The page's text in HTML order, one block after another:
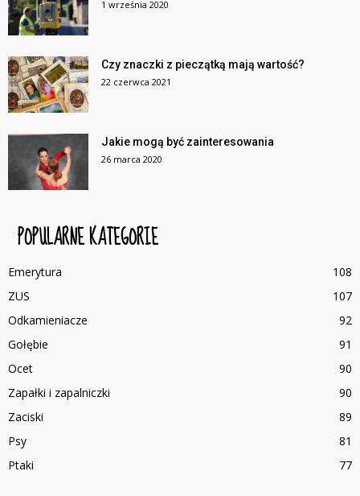
1 września 2020
Czy znaczki z pieczątką mają wartość?
22 czerwca 2021
Jakie mogą być zainteresowania
26 marca 2020
POPULARNE KATEGORIE
Emerytura
108
ZUS
107
Odkamieniacze
92
Gołębie
91
Ocet
90
Zapałki i zapalniczki
90
Zaciski
89
Psy
81
Ptaki
77